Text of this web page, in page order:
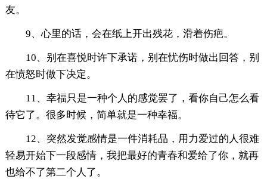
友。
9、心里的话，会在纸上开出残花，滑着伤疤。
10、别在喜悦时许下承诺，别在忧伤时做出回答，别
在愤怒时做下决定。
11、幸福只是一种个人的感觉罢了，看你自己怎么看
待它了。很多时候，简单就是一种幸福。
12、突然发觉感情是一件消耗品，用力爱过的人很难
轻易开始下一段感情，我把最好的青春和爱给了你，就再
也给不了第二个人了。